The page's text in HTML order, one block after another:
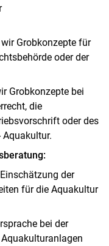
Grobkonzepte für
oder der
Grobkonzepte bei
die
oder des
der
für die Aquakultur
bei der